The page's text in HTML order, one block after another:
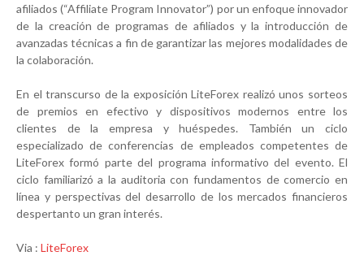
afiliados (“Affiliate Program Innovator”) por un enfoque innovador
de la creación de programas de afiliados y la introducción de
avanzadas técnicas a fin de garantizar las mejores modalidades de
la colaboración.
En el transcurso de la exposición LiteForex realizó unos sorteos
de premios en efectivo y dispositivos modernos entre los
clientes de la empresa y huéspedes. También un ciclo
especializado de conferencias de empleados competentes de
LiteForex formó parte del programa informativo del evento. El
ciclo familiarizó a la auditoria con fundamentos de comercio en
línea y perspectivas del desarrollo de los mercados financieros
despertanto un gran interés.
Via : LiteForex